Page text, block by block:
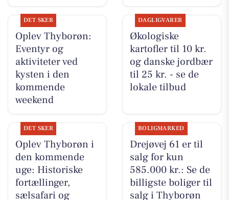
DET SKER
Oplev Thyborøn:
Eventyr og
aktiviteter ved
kysten i den
kommende
weekend
DAGLIGVARER
Økologiske
kartofler til 10 kr.
og danske jordbær
til 25 kr. - se de
lokale tilbud
DET SKER
Oplev Thyborøn i
den kommende
uge: Historiske
fortællinger,
sælsafari og
BOLIGMARKED
Drejøvej 61 er til
salg for kun
585.000 kr.: Se de
billigste boliger til
salg i Thyborøn